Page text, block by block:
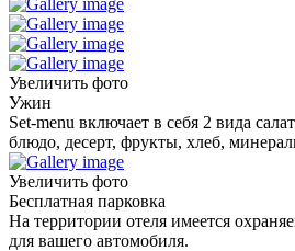
Увеличить фото
Ужин
Set-menu включает в себя 2 вида
блюдо, десерт, фрукты, хлеб,
Увеличить фото
Бесплатная парковка
На территории отеля имеется
для вашего автомобиля.